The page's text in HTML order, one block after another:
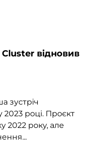
відновив
зустріч
2023 році. Проєкт
2022 року, але